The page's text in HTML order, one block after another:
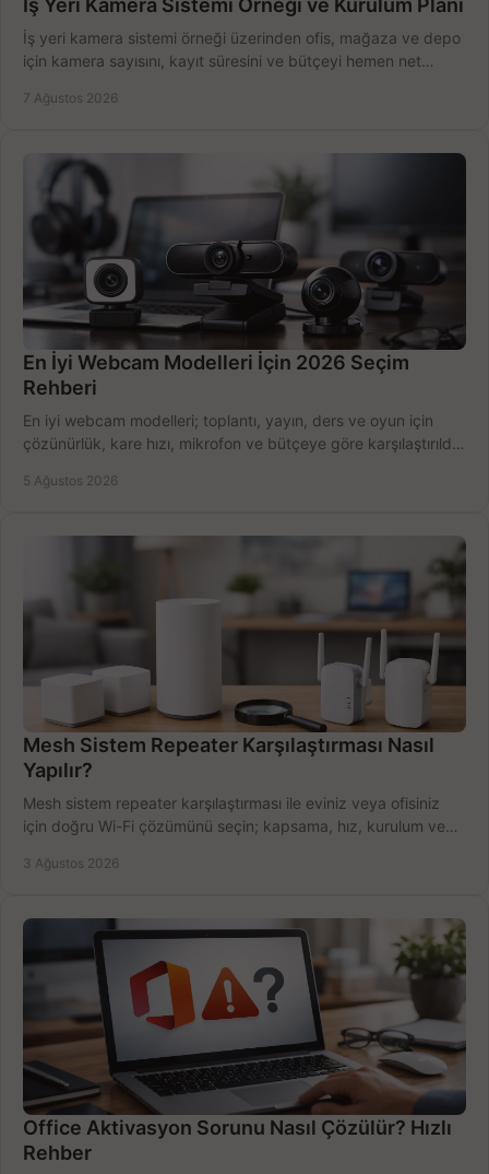
İş Yeri Kamera Sistemi Örneği ve Kurulum Planı
İş yeri kamera sistemi örneği üzerinden ofis, mağaza ve depo
için kamera sayısını, kayıt süresini ve bütçeyi hemen net
7 Ağustos 2026
En İyi Webcam Modelleri İçin 2026 Seçim
Rehberi
En iyi webcam modelleri; toplantı, yayın, ders ve oyun için
çözünürlük, kare hızı, mikrofon ve bütçeye göre karşılaştırıldı.
5 Ağustos 2026
Mesh Sistem Repeater Karşılaştırması Nasıl
Yapılır?
Mesh sistem repeater karşılaştırması ile eviniz veya ofisiniz
için doğru Wi-Fi çözümünü seçin; kapsama, hız, kurulum ve
3 Ağustos 2026
Office Aktivasyon Sorunu Nasıl Çözülür? Hızlı
Rehber